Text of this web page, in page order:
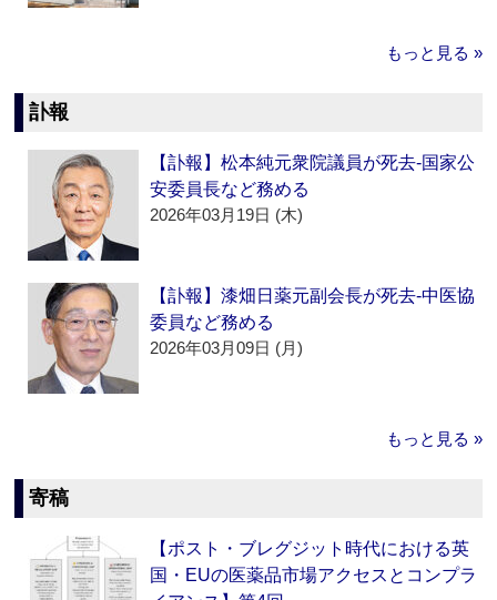
もっと見る »
訃報
【訃報】松本純元衆院議員が死去‐国家公
安委員長など務める
2026年03月19日 (木)
【訃報】漆畑日薬元副会長が死去‐中医協
委員など務める
2026年03月09日 (月)
もっと見る »
寄稿
【ポスト・ブレグジット時代における英
国・EUの医薬品市場アクセスとコンプラ